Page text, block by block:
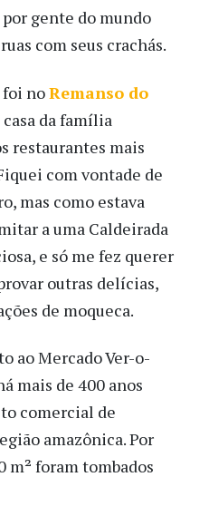
por gente do mundo
com seus crachás.
noRemanso do
da família
restaurantes mais
com vontade de
mas como estava
a uma Caldeirada
e só me fez querer
outras delícias,
de moqueca.
aoMercado Ver-o-
mais de 400 anos
comercial de
amazônica. Por
m² foram tombados